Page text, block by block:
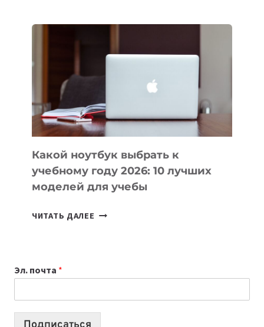
ПОМОГАЮТ
СОЗДАВАТЬ
БЕЗ
СЛОЖНОГО
КОДА
Какой ноутбук выбрать к
учебному году 2026: 10 лучших
моделей для учебы
ЧИТАТЬ ДАЛЕЕ КАКОЙ
2026:
10
Эл. почта *